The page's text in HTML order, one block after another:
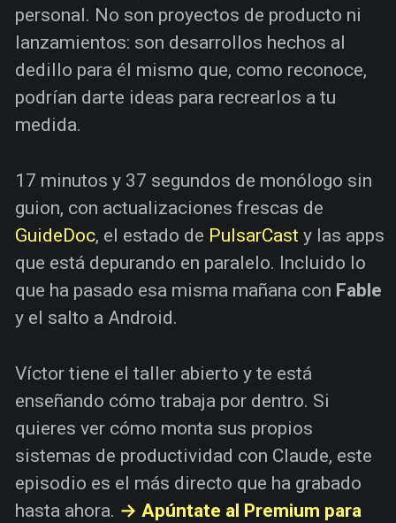
personal. No son proyectos de producto ni
lanzamientos: son desarrollos hechos al
dedillo para él mismo que, como reconoce,
podrían darte ideas para recrearlos a tu
medida.
17 minutos y 37 segundos de monólogo sin
guion, con actualizaciones frescas de
GuideDoc, el estado de PulsarCast y las apps
que está depurando en paralelo. Incluido lo
que ha pasado esa misma mañana con Fable
y el salto a Android.
Víctor tiene el taller abierto y te está
enseñando cómo trabaja por dentro. Si
quieres ver cómo monta sus propios
sistemas de productividad con Claude, este
episodio es el más directo que ha grabado
hasta ahora. → Apúntate al Premium para